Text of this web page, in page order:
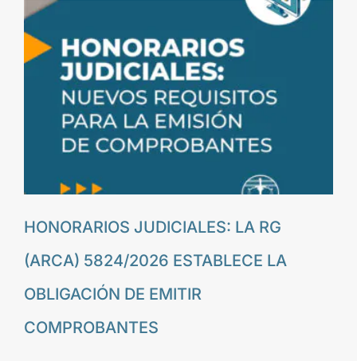
HONORARIOS JUDICIALES: LA RG
(ARCA) 5824/2026 ESTABLECE LA
OBLIGACIÓN DE EMITIR
COMPROBANTES